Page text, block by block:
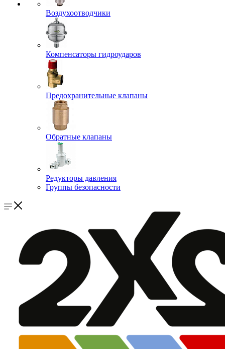
Воздухоотводчики
Компенсаторы гидроударов
Предохранительные клапаны
Обратные клапаны
Редукторы давления
Группы безопасности